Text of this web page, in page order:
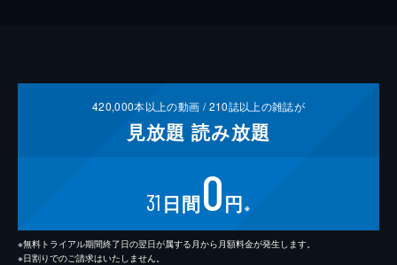
420,000本以上の動画 /210誌以上の雑誌が
見放題 読み放題
31 日間0円 ※
※無料トライアル期間終了日の翌日が属する月から月額料金が発生します。
※日割りでのご請求はいたしません。